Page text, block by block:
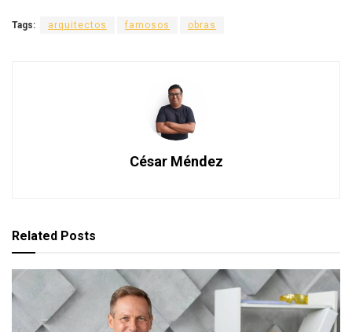
Tags: arquitectos famosos obras
César Méndez
Related Posts